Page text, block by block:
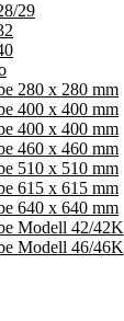
29
280 x 280 mm
400 x 400 mm
400 x 400 mm
460 x 460 mm
510 x 510 mm
615 x 615 mm
640 x 640 mm
Modell 42/42K
Modell 46/46K